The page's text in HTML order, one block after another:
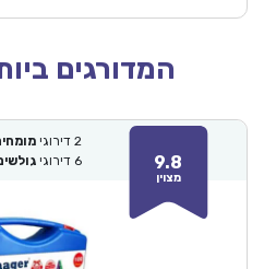
המדורגים
9.8
מצוין
2 דירוגי
6 דירוגי